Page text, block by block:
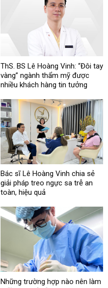
ThS. BS Lê Hoàng Vinh: “Đôi tay
vàng” ngành thẩm mỹ được
nhiều khách hàng tin tưởng
Bác sĩ Lê Hoàng Vinh chia sẻ
giải pháp treo ngực sa trễ an
toàn, hiệu quả
Những trường hợp nào nên làm